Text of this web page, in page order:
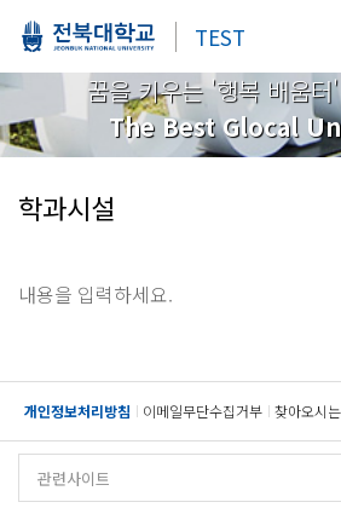
TEST
꿈을 키우는 '행복 배움
The Best Glocal
학과시설
내용을 입력하세요.
개인정보처리방침 이메일무단수집거부 찾아오시